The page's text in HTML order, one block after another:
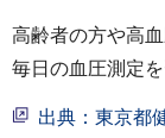
高齢者の方や高
毎日の血圧測定
出典：東京都